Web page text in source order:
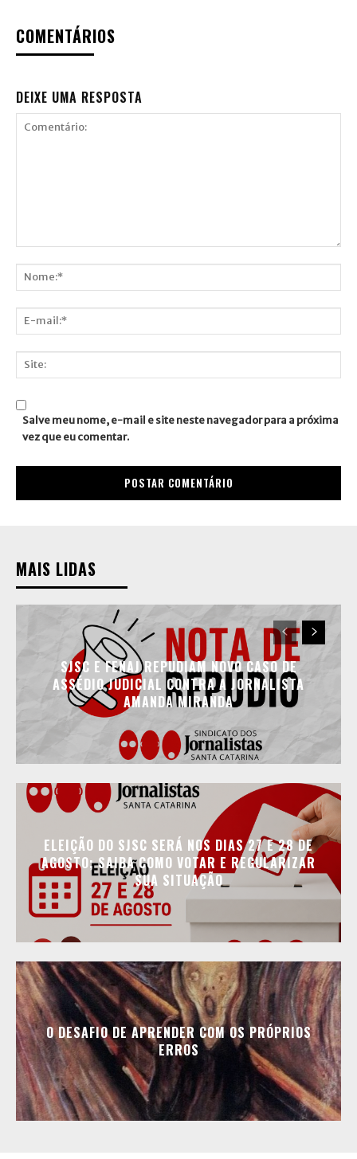
COMENTÁRIOS
DEIXE UMA RESPOSTA
mail:*
Salve meu nome, e-mail e site neste navegador para a próxima
vez que eu comentar.
MAIS LIDAS
SJSC E FENAJ REPUDIAM NOVO CASO DE
ASSÉDIO JUDICIAL CONTRA A JORNALISTA
AMANDA MIRANDA
ELEIÇÃO DO SJSC SERÁ NOS DIAS 27 E 28 DE
AGOSTO; SAIBA COMO VOTAR E REGULARIZAR
SUA SITUAÇÃO
O DESAFIO DE APRENDER COM OS PRÓPRIOS
ERROS